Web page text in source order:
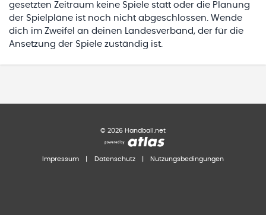
gesetzten Zeitraum keine Spiele statt oder die Planung
der Spielpläne ist noch nicht abgeschlossen. Wende
dich im Zweifel an deinen Landesverband, der für die
Ansetzung der Spiele zuständig ist.
© 2026 Handball.net
Impressum Datenschutz Nutzungsbedingungen